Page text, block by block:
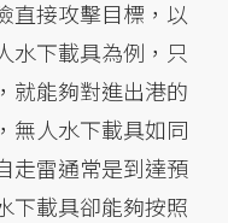
直接攻擊目標，以
水下載具為例，只
就能夠對進出港的
無人水下載具如同
走雷通常是到達預
下載具卻能夠按照